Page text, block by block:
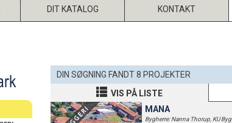
DIT KATALOG KONTAKT
DIN SØGNING FANDT 8 PROJEKTER
VIS PÅ LISTE
MANA
Bygherre: Nanna Thorup, KU Byg